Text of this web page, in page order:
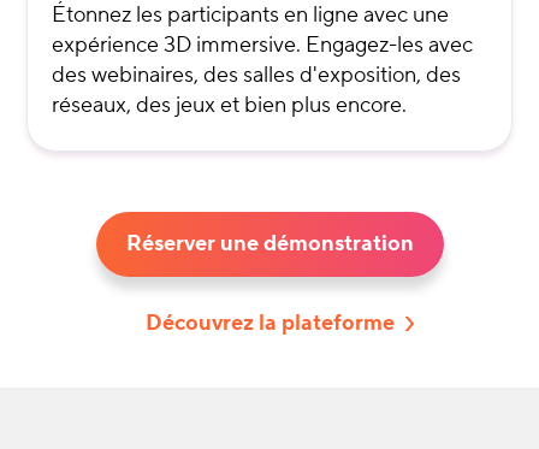
Étonnez les participants en ligne avec une
expérience 3D immersive. Engagez-les avec
des webinaires, des salles d'exposition, des
réseaux, des jeux et bien plus encore.
Réserver une démonstration
Découvrez la plateforme